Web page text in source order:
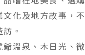
化及地方故事，
。
溫泉、木日光、